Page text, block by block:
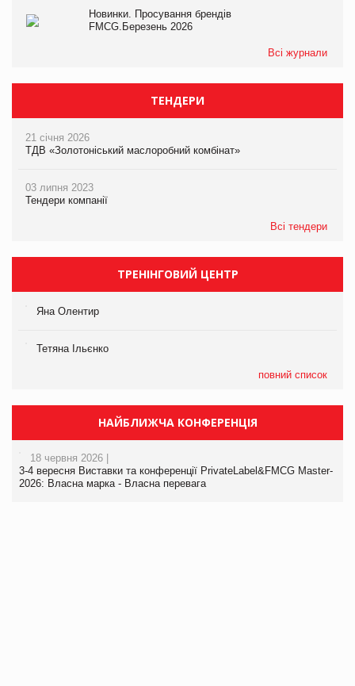
Новинки. Просування брендів
FMCG.Березень 2026
Всі журнали
ТЕНДЕРИ
21 січня 2026
ТДВ «Золотоніський маслоробний комбінат»
03 липня 2023
Тендери компанії
Всі тендери
ТРЕНІНГОВИЙ ЦЕНТР
Яна Олентир
Тетяна Ільєнко
повний список
НАЙБЛИЖЧА КОНФЕРЕНЦІЯ
18 червня 2026 |
3-4 вересня Виставки та конференції PrivateLabel&FMCG Master-
2026: Власна марка - Власна перевага